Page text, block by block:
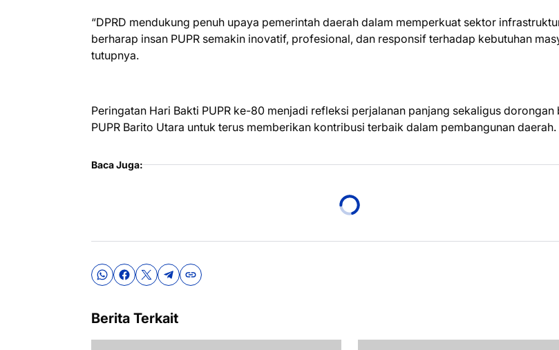
“DPRD mendukung penuh upaya pemerintah daerah dalam memperkuat sektor
berharap insan PUPR semakin inovatif, profesional, dan responsif terhadap kebutuhan
tutupnya.
Peringatan Hari Bakti PUPR ke-80 menjadi refleksi perjalanan panjang sekaligus dorongan
PUPR Barito Utara untuk terus memberikan kontribusi terbaik dalam pembangunan daerah.
Baca Juga:
Berita Terkait